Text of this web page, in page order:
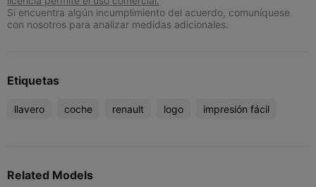
Si encuentra algún incumplimiento del acuerdo, comuníquese
con nosotros para analizar medidas adicionales.
Etiquetas
llavero coche renault logo impresión fácil
Related Models